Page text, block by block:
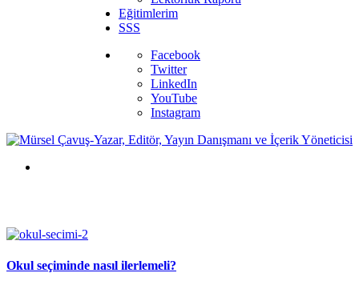
Eğitimlerim
SSS
Facebook
Twitter
LinkedIn
YouTube
Instagram
Okul seçiminde nasıl ilerlemeli?